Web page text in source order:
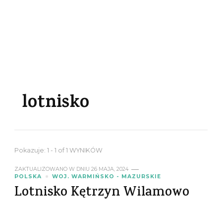
lotnisko
Pokazuje: 1 - 1 of 1 WYNIKÓW
ZAKTUALIZOWANO W DNIU 26 MAJA, 2024
POLSKA
WOJ. WARMIŃSKO - MAZURSKIE
Lotnisko Kętrzyn Wilamowo